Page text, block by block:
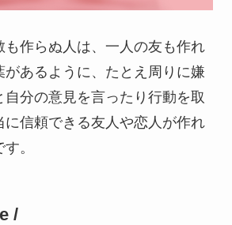
も作らぬ人は、一人の友も作れ
があるように、たとえ周りに嫌
分の意見を言ったり行動を取
に信頼できる友人や恋人が作れ
。
/